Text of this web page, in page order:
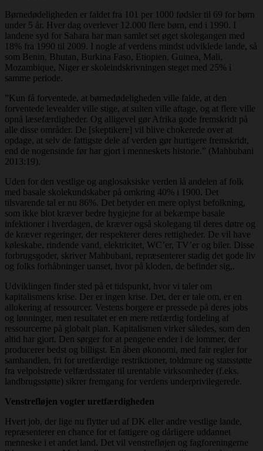
Børnedødeligheden er faldet fra 101 per 1000 fødsler til 69 for børn
under 5 år. Hver dag overlever 12.000 flere børn, end i 1990. I
landene syd for Sahara har man samlet set øget skolegangen med
18% fra 1990 til 2009. I nogle af verdens mindst udviklede lande, så
som Benin, Bhutan, Burkina Faso, Etiopien, Guinea, Mali,
Mozambique, Niger er skoleindskrivningen steget med 25% i
samme periode.
”Kun få forventede, at børnedødeligheden ville falde, at den
forventede levealder ville stige, at sulten ville aftage, og at flere ville
opnå læsefærdigheder. Og alligevel gør Afrika gode fremskridt på
alle disse områder. De [skeptikere] vil blive chokerede over at
opdage, at selv de fattigste dele af verden gør hurtigere fremskridt,
end de nogensinde før har gjort i menneskets historie.” (Mahbubani
2013:19).
Uden for den vestlige og anglosaksiske verden lå andelen af folk
med basale skolekundskaber på omkring 40% i 1900. Det
tilsvarende tal er nu 86%. Det betyder en mere oplyst befolkning,
som ikke blot kræver bedre hygiejne for at bekæmpe basale
infektioner i hverdagen, de kræver også skolegang til deres døtre og
de kræver regeringer, der respekterer deres rettigheder. De vil have
køleskabe, rindende vand, elektricitet, WC’er, TV’er og biler. Disse
forbrugsgoder, skriver Mahbubani, repræsenterer stadig det gode liv
og folks forhåbninger uanset, hvor på kloden, de befinder sig,.
Udviklingen finder sted på et tidspunkt, hvor vi taler om
kapitalismens krise. Der er ingen krise. Det, der er tale om, er en
allokering af ressourcer. Vestens borgere er pressede på deres jobs
og lønninger, men resultatet er en mere retfærdig fordeling af
ressourcerne på globalt plan. Kapitalismen virker således, som den
altid har gjort. Den sørger for at pengene ender i de lommer, der
producerer bedst og billigst. En åben økonomi, med fair regler for
samhandlen, fri for uretfærdige restriktioner, toldmure og statsstøtte
fra velpolstrede velfærdsstater til urentable virksomheder (f.eks.
landbrugsstøtte) sikrer fremgang for verdens underprivilegerede.
Venstrefløjen vogter uretfærdigheden
Hvert job, der lige nu flytter ud af DK eller andre vestlige lande,
repræsenterer en chance for et fattigere og dårligere uddannet
menneske i et andet land. Det vil venstrefløjen og fagforeningerne